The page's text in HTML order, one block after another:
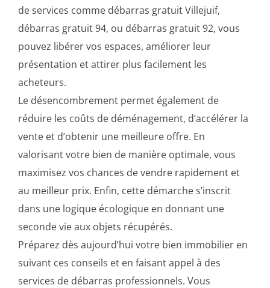
de services comme débarras gratuit Villejuif,
débarras gratuit 94, ou débarras gratuit 92, vous
pouvez libérer vos espaces, améliorer leur
présentation et attirer plus facilement les
acheteurs.
Le désencombrement permet également de
réduire les coûts de déménagement, d’accélérer la
vente et d’obtenir une meilleure offre. En
valorisant votre bien de manière optimale, vous
maximisez vos chances de vendre rapidement et
au meilleur prix. Enfin, cette démarche s’inscrit
dans une logique écologique en donnant une
seconde vie aux objets récupérés.
Préparez dès aujourd’hui votre bien immobilier en
suivant ces conseils et en faisant appel à des
services de débarras professionnels. Vous